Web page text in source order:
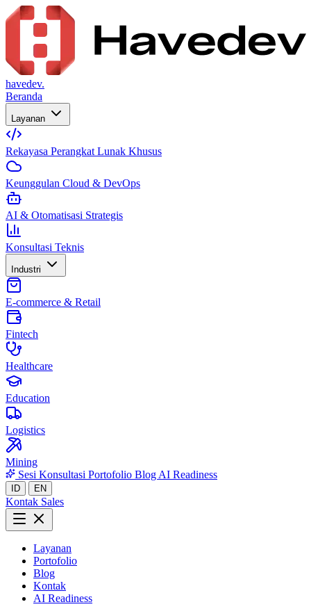
havedev.
Beranda
Layanan
Rekayasa Perangkat Lunak Khusus
Keunggulan Cloud & DevOps
AI & Otomatisasi Strategis
Konsultasi Teknis
Industri
E-commerce & Retail
Fintech
Healthcare
Education
Logistics
Mining
Sesi Konsultasi Portofolio Blog AI Readiness
ID EN
Kontak Sales
Layanan
Portofolio
Blog
Kontak
AI Readiness